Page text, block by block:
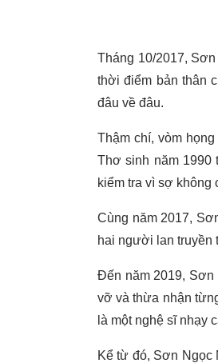
Tháng 10/2017,
thời điểm bản thân
đâu về đâu.
Thậm chí, vòm
Thơ sinh năm 1990
kiểm tra vì sợ không
Cùng năm 2017,
hai người lan truyền
Đến năm 2019, Sơn
vỡ và thừa nhận
là một nghệ sĩ nhạy
Kể từ đó, Sơn Ngọc